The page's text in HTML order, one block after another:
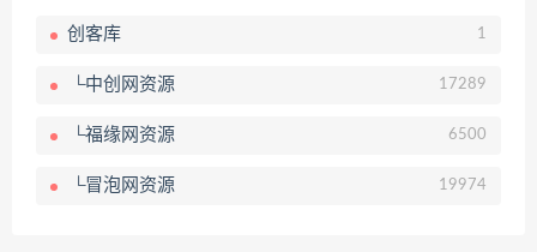
创客库 1
└中创网资源 17289
└福缘网资源 6500
└冒泡网资源 19974